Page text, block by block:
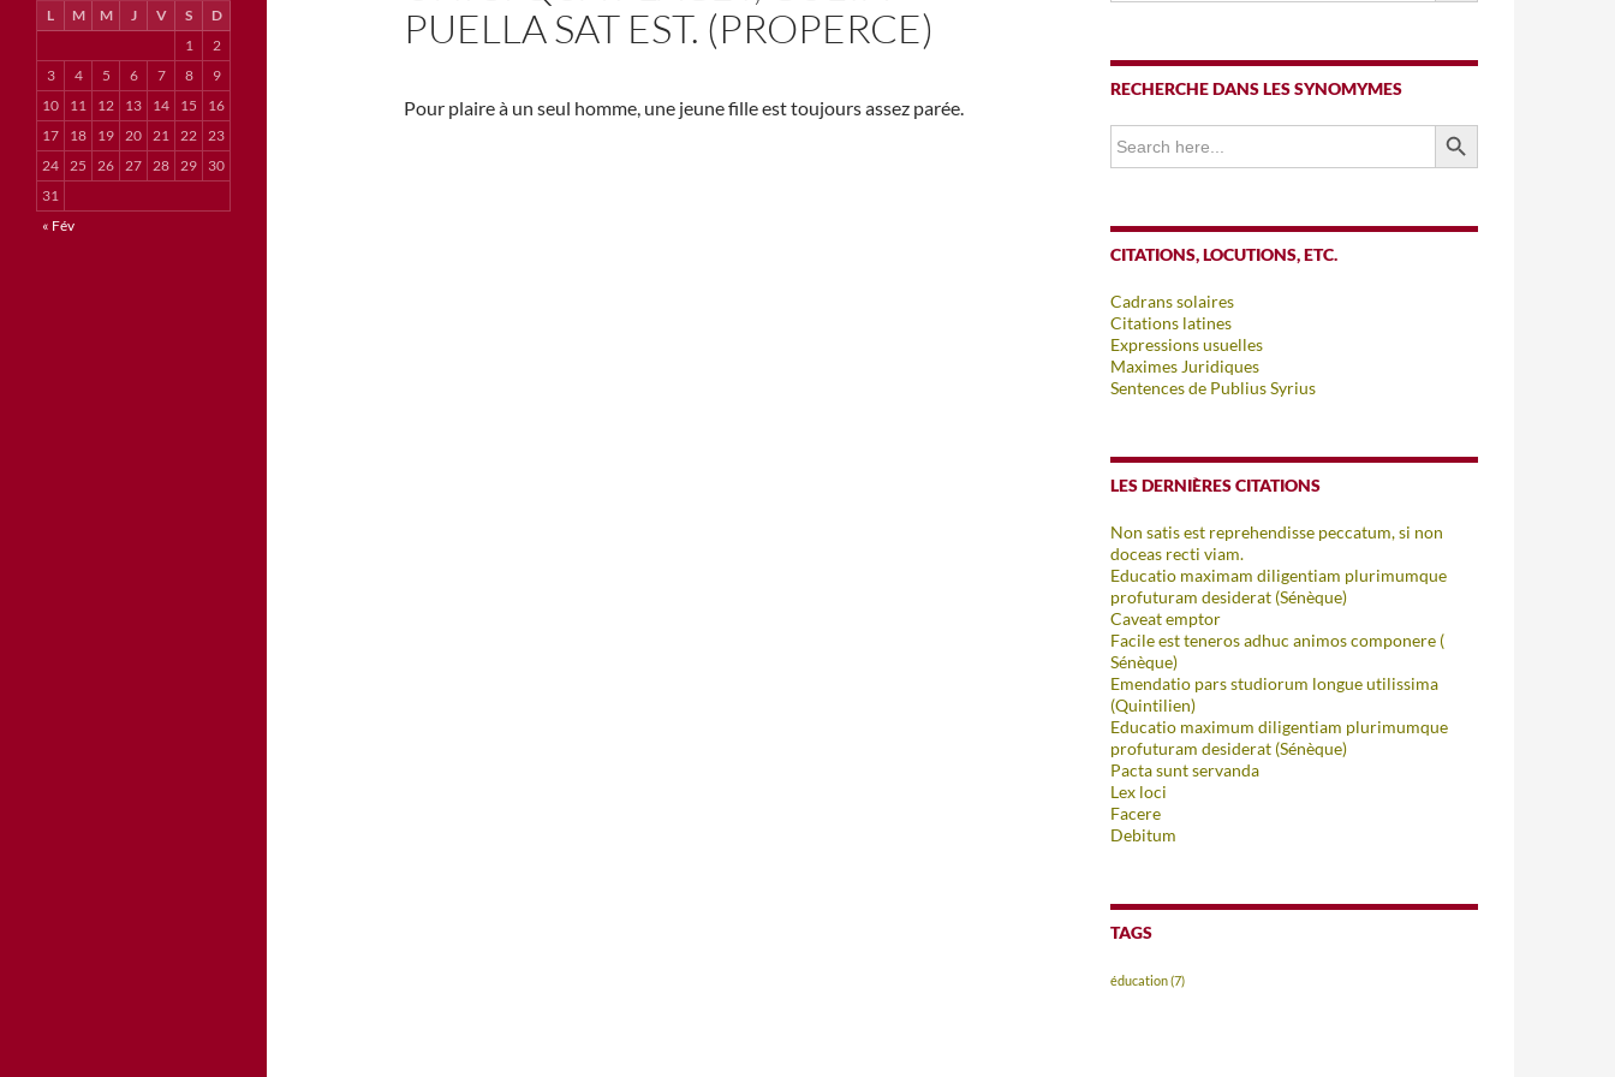
PUELLA SAT EST. (PROPERCE)
Pour plaire à un seul homme, une jeune fille est toujours assez parée.
RECHERCHE DANS LES SYNOMYMES
Search
for:
SEARCH BUTTON
CITATIONS, LOCUTIONS, ETC.
Cadrans solaires
Citations latines
Expressions usuelles
Maximes Juridiques
Sentences de Publius Syrius
LES DERNIÈRES CITATIONS
Non satis est reprehendisse peccatum, si non
doceas recti viam.
Educatio maximam diligentiam plurimumque
profuturam desiderat (Sénèque)
Caveat emptor
Facile est teneros adhuc animos componere (
Sénèque)
Emendatio pars studiorum longue utilissima
(Quintilien)
Educatio maximum diligentiam plurimumque
profuturam desiderat (Sénèque)
Pacta sunt servanda
Lex loci
Facere
Debitum
TAGS
éducation(7)
L M M J V S
D
1
2
3
4 5 6 7 8
9
10
11 12 13 14 15
16
17
18 19 20 21 22 23
24 25 26 27 28 29
30
31
« Fév